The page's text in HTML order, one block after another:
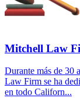
Mitchell Law
Durante más de 30
Law Firm se ha
en todo Californ...